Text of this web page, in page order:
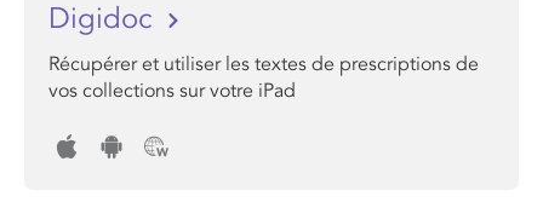
Digidoc
Récupérer et utiliser les textes de prescriptions de
vos collections sur votre iPad